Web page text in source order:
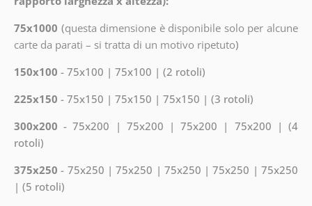
75x1000 (questa dimensione è disponibile solo per alcune
carte da parati – si tratta di un motivo ripetuto)
150x100 - 75x100 | 75x100 | (2 rotoli)
225x150 - 75x150 | 75x150 | 75x150 | (3 rotoli)
300x200 - 75x200 | 75x200 | 75x200 | 75x200 | (4
rotoli)
375x250 - 75x250 | 75x250 | 75x250 | 75x250 | 75x250
| (5 rotoli)